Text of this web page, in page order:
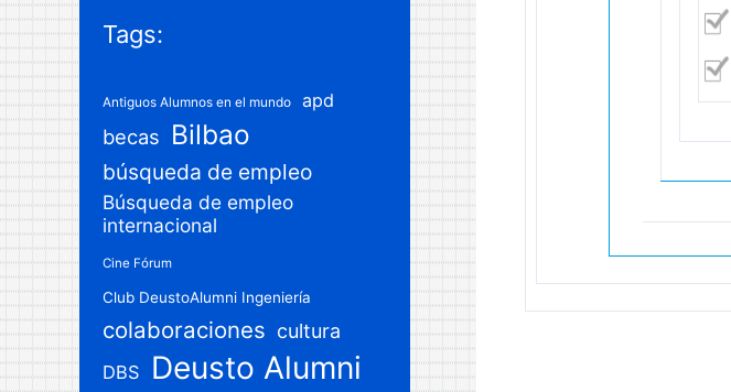
Tags:
Antiguos Alumnos en el mundo apd
becas Bilbao
búsqueda de empleo
Búsqueda de empleo
internacional
Cine Fórum
Club DeustoAlumni Ingeniería
colaboraciones cultura
DBS Deusto Alumni